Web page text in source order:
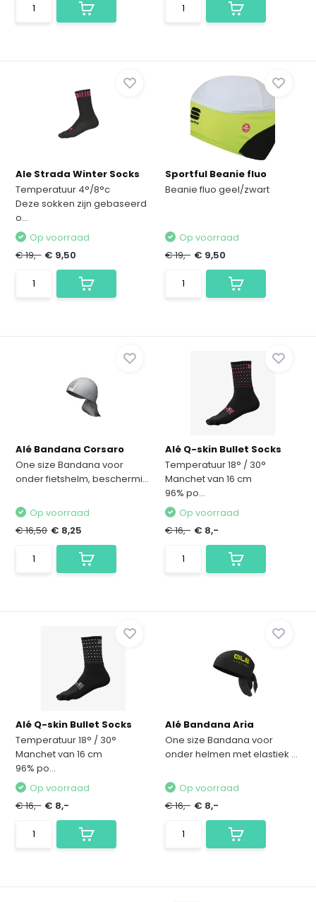
Ale Strada Winter Socks
Temperatuur 4°/8°c
Deze sokken zijn gebaseerd
o...
Op voorraad
€ 19,- € 9,50
Sportful Beanie fluo
Beanie fluo geel/zwart
Op voorraad
€ 19,- € 9,50
Alé Bandana Corsaro
One size Bandana voor
onder fietshelm, beschermi...
Op voorraad
€ 16,50 € 8,25
Alé Q-skin Bullet Socks
Temperatuur 18° / 30°
Manchet van 16 cm
96% po...
Op voorraad
€ 16,- € 8,-
Alé Q-skin Bullet Socks
Temperatuur 18° / 30°
Manchet van 16 cm
96% po...
Op voorraad
€ 16,- € 8,-
Alé Bandana Aria
One size Bandana voor
onder helmen met elastiek ...
Op voorraad
€ 16,- € 8,-